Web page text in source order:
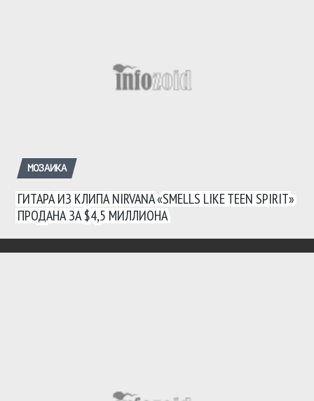
МОЗАИКА
ГИТАРА ИЗ КЛИПА NIRVANA «SMELLS LIKE TEEN SPIRIT»
ПРОДАНА ЗА $4,5 МИЛЛИОНА